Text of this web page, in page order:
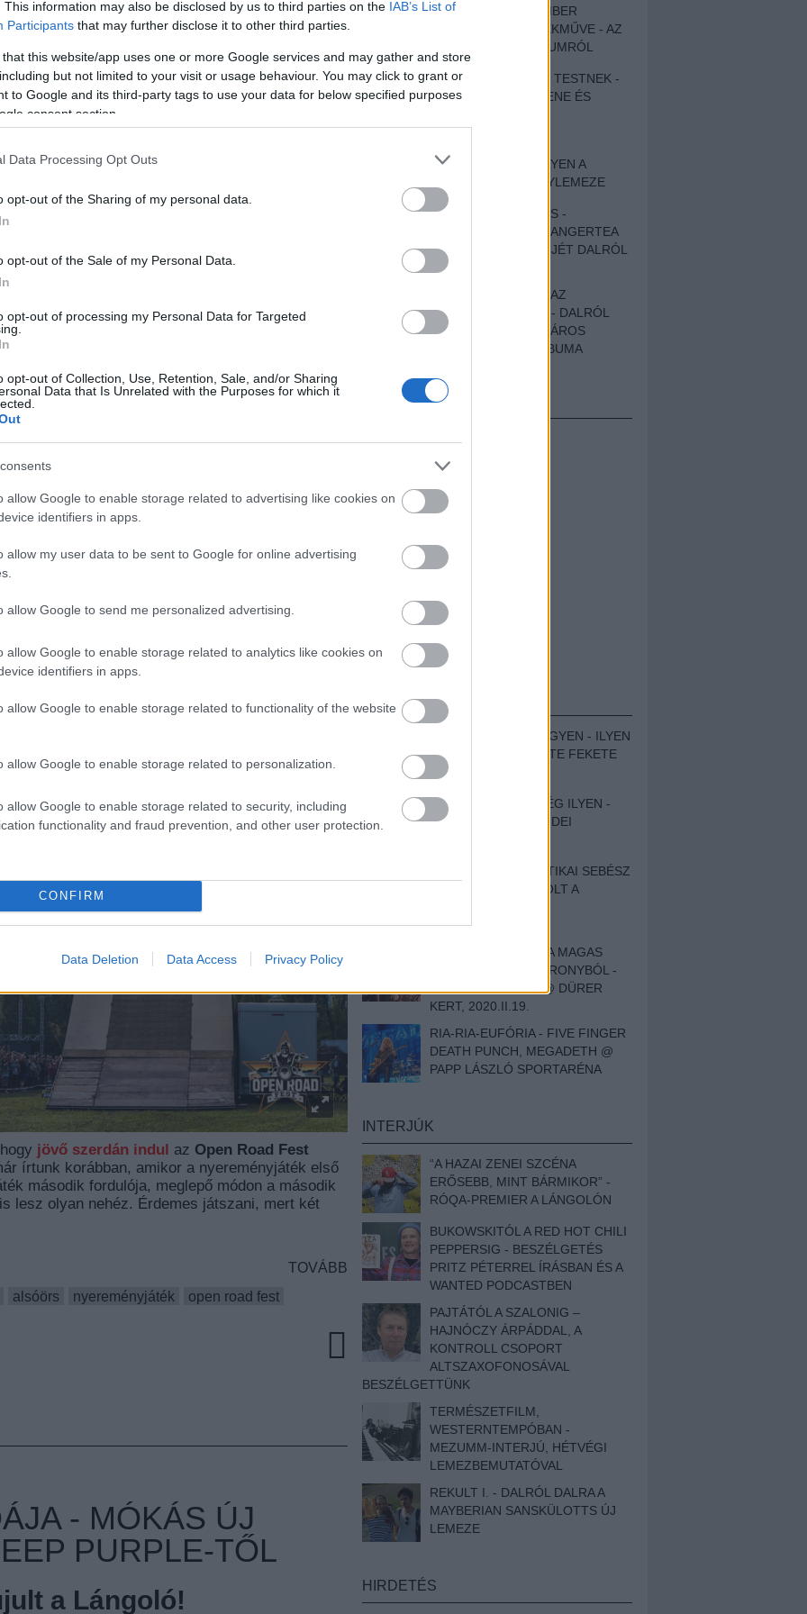
This information may also be disclosed by us to third parties on the IAB’s List of
Participants that may further disclose it to other third parties.
that this website/app uses one or more Google services and may gather and store
but not limited to your visit or usage behaviour. You may click to grant or
to Google and its third-party tags to use your data for below specified purposes
consent section.
Data Processing Opt Outs
opt-out of the Sharing of my personal data.
opt-out of the Sale of my Personal Data.
opt-out of processing my Personal Data for Targeted
opt-out of Collection, Use, Retention, Sale, and/or Sharing
Data that Is Unrelated with the Purposes for which it
allow Google to enable storage related to advertising like cookies on
identifiers in apps.
allow my user data to be sent to Google for online advertising
allow Google to send me personalized advertising.
allow Google to enable storage related to analytics like cookies on
identifiers in apps.
allow Google to enable storage related to functionality of the website
allow Google to enable storage related to personalization.
allow Google to enable storage related to security, including
functionality and fraud prevention, and other user protection.
CONFIRM
Data Deletion Data Access Privacy Policy
nincs okunk panaszra, hiszen a múlt
szerepelt ebben a rovatban, és akkor még fel
ami mostanában érkezett. A mai
de a végén lesz egy kiváló alterock-sláger
dalmegosztás.
dalmegosztás grimcity
saturday overnight
AZ OPEN ROAD
MÁSODIK KÉRDÉS
a Lángoló!
jövő szerdán indul az Open Road Fest
írtunk korábban, amikor a nyereményjáték első
második fordulója, meglepő módon a második
lesz olyan nehéz. Érdemes játszani, mert két
TOVÁBB
alsóörs nyereményjáték open road fest
- MÓKÁS ÚJ
PURPLE-TŐL
a Lángoló!
EGY DÜHÖS VÉNEMBER
UNIVERZÁLIS REMEKMŰVE - AZ
ÚJ BOB DYLAN-ALBUMRÓL
ZENE LÉLEKNEK ÉS TESTNEK -
AUTENTIKUS NÉPZENE ÉS
SZOMORKODÁS - ILYEN A
KATATONIA ÚJ NAGYLEMEZE
CROCODILE NERVES -
HALLGASD MEG AZ ANGERTEA
MA MEGJELENT EP-JÉT DALRÓL
DALRA!
A FELELŐSSÉGTŐL AZ
ELLOPOTT FÖLDIG - DALRÓL
DALRA A KÉPZELT VÁROS
SAMIZDAT CÍMŰ ALBUMA
HIRDETÉS
BESZÁMOLÓK
ZENÉS TÁBOR A HEGYEN - ILYEN
VOLT A VÍRUS SZÜLTE FEKETE
ZAJ FESZTIVÁL
SOHA NEM VOLT MÉG ILYEN -
BESZÁMOLÓNK AZ IDEI
EGY HALLÁSPLASZTIKAI SEBÉSZ
NAPLÓJA - ILYEN VOLT A
DOKUMENTUMFILM
MÉLY FÉRFIBÁNAT A MAGAS
ELEFÁNTCSONTTORONYBÓL -
LEPROUS, KLONE @ DÜRER
KERT, 2020.II.19.
RIA-RIA-EUFÓRIA - FIVE FINGER
DEATH PUNCH, MEGADETH @
PAPP LÁSZLÓ SPORTARÉNA
INTERJÚK
“A HAZAI ZENEI SZCÉNA
ERŐSEBB, MINT BÁRMIKOR” -
RÓQA-PREMIER A LÁNGOLÓN
BUKOWSKITÓL A RED HOT CHILI
PEPPERSIG - BESZÉLGETÉS
PRITZ PÉTERREL ÍRÁSBAN ÉS A
WANTED PODCASTBEN
PAJTÁTÓL A SZALONIG –
HAJNÓCZY ÁRPÁDDAL, A
KONTROLL CSOPORT
ALTSZAXOFONOSÁVAL
BESZÉLGETTÜNK
TERMÉSZETFILM,
WESTERNTEMPÓBAN -
MEZUMM-INTERJÚ, HÉTVÉGI
LEMEZBEMUTATÓVAL
REKULT I. - DALRÓL DALRA A
MAYBERIAN SANSKÜLOTTS ÚJ
LEMEZE
HIRDETÉS